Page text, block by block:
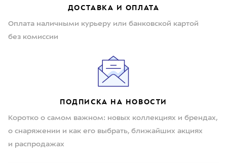
ДОСТАВКА И ОПЛАТА
Оплата наличными курьеру или банковской картой
без комиссии
ПОДПИСКА НА НОВОСТИ
Коротко о самом важном: новых коллекциях и брендах,
о снаряжении и как его выбрать, ближайших акциях
и распродажах